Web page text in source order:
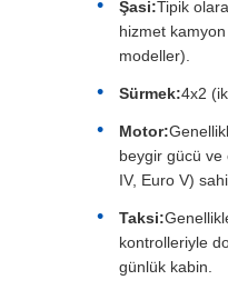
Şasi:Tipik
hizmet
modeller).
Sürmek:4x2
Motor:
beygir gücü ve
IV, Euro V)
Taksi:
kontrolleriyle
günlük kabin.